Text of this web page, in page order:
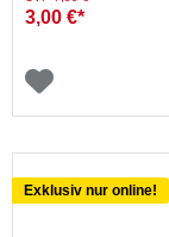
3,00 €*
Exklusiv nur online!